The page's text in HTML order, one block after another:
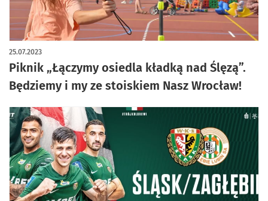
Piknik „Łączymy osiedla kładką nad Ślęzą”.
Będziemy i my ze stoiskiem Nasz Wrocław!
25.07.2023